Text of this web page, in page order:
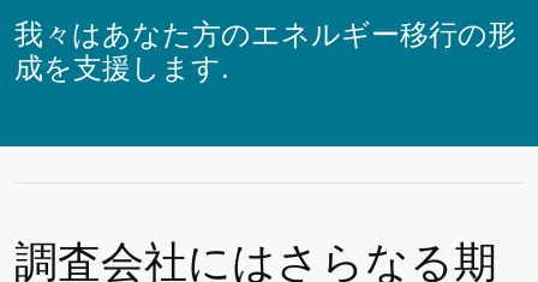
我々はあなた方のエネルギー移行の形
成を支援します.
調査会社にはさらなる期